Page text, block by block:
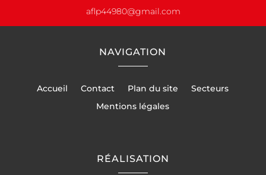
aflp44980@gmail.com
NAVIGATION
Accueil Contact Plan du site
Secteurs
Mentions légales
RÉALISATION